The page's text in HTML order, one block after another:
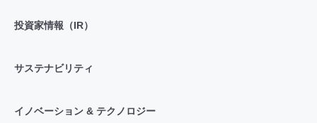
投資家情報（IR）
サステナビリティ
イノベーション & テクノロジー